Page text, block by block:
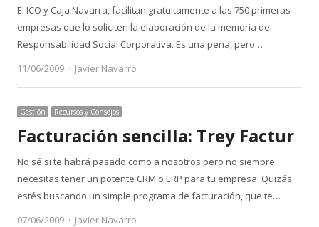
El ICO y Caja Navarra, facilitan gratuitamente a las 750 primeras
empresas que lo soliciten la elaboración de la memoria de
Responsabilidad Social Corporativa. Es una pena, pero…
11/06/2009
Author
Javier Navarro
Gestión Recursos y Consejos
Facturación sencilla: Trey Factur
No sé si te habrá pasado como a nosotros pero no siempre
necesitas tener un potente CRM o ERP para tu empresa. Quizás
estés buscando un simple programa de facturación, que te…
07/06/2009
Author
Javier Navarro